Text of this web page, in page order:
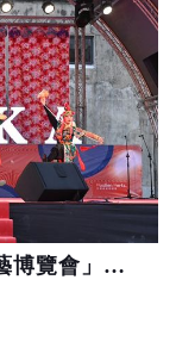
熱力登場／花蓮「客家產業暨技藝博覽會」體會客家藝術之美